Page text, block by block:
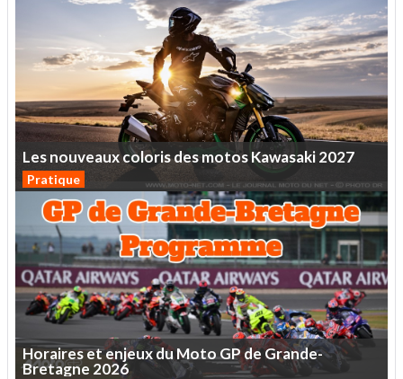
LesnouveauxcolorisdesmotosKawasaki2027
Pratique
HorairesetenjeuxduMotoGPdeGrande-
Bretagne 2026